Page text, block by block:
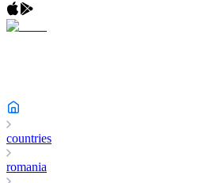
countries
romania